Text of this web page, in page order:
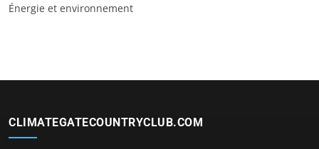
Énergie et environnement
CLIMATEGATECOUNTRYCLUB.COM